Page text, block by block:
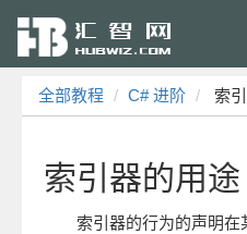
全部教程 C# 进阶 索
索引器的用途
索引器的行为的声明在